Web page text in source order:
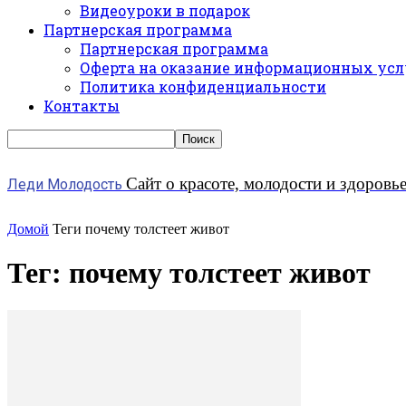
Видеоуроки в подарок
Партнерская программа
Партнерская программа
Оферта на оказание информационных
Политика конфиденциальности
Контакты
Леди Молодость Сайт о красоте, молодости и здоровье
Домой Теги почему толстеет живот
Тег: почему толстеет живот